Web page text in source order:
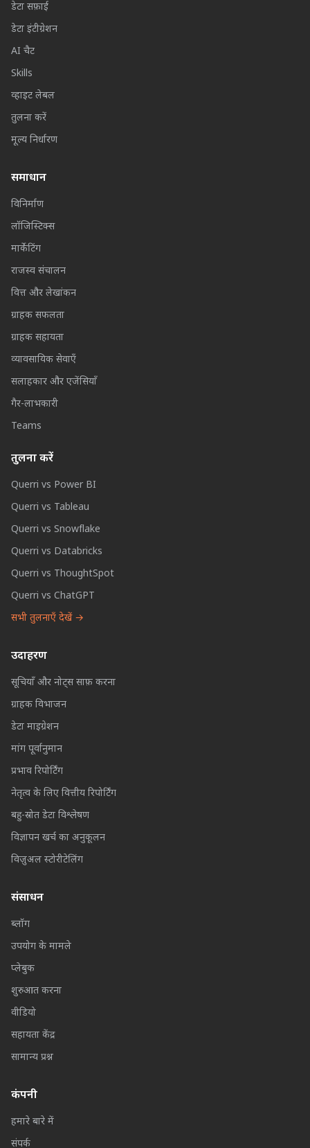
डेटा सफ़ाई
डेटा इंटीग्रेशन
AI चैट
Skills
व्हाइट लेबल
तुलना करें
मूल्य निर्धारण
समाधान
विनिर्माण
लॉजिस्टिक्स
मार्केटिंग
राजस्व संचालन
वित्त और लेखांकन
ग्राहक सफलता
ग्राहक सहायता
व्यावसायिक सेवाएँ
सलाहकार और एजेंसियाँ
गैर-लाभकारी
Teams
तुलना करें
Querri vs Power BI
Querri vs Tableau
Querri vs Snowflake
Querri vs Databricks
Querri vs ThoughtSpot
Querri vs ChatGPT
सभी तुलनाएँ देखें →
उदाहरण
सूचियाँ और नोट्स साफ़ करना
ग्राहक विभाजन
डेटा माइग्रेशन
मांग पूर्वानुमान
प्रभाव रिपोर्टिंग
नेतृत्व के लिए वित्तीय रिपोर्टिंग
बहु-स्रोत डेटा विश्लेषण
विज्ञापन खर्च का अनुकूलन
विज़ुअल स्टोरीटेलिंग
संसाधन
ब्लॉग
उपयोग के मामले
प्लेबुक
शुरुआत करना
वीडियो
सहायता केंद्र
सामान्य प्रश्न
कंपनी
हमारे बारे में
संपर्क